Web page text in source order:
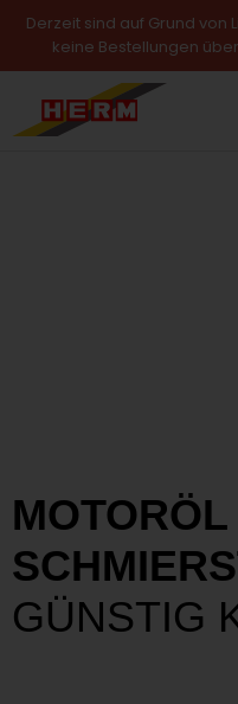
Derzeit sind auf Grund
keine Bestellungen
GÜNSTIG